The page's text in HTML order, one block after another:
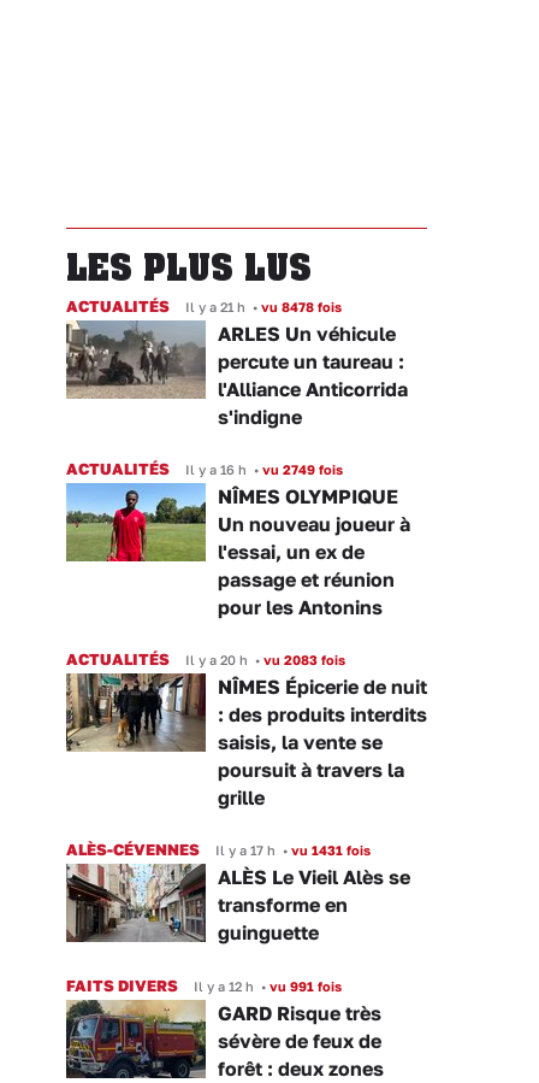
LES PLUS LUS
ACTUALITÉS Il y a 21 h • vu 8478 fois
ARLES Un véhicule
percute un taureau :
l'Alliance Anticorrida
s'indigne
ACTUALITÉS Il y a 16 h • vu 2749 fois
NÎMES OLYMPIQUE
Un nouveau joueur à
l'essai, un ex de
passage et réunion
pour les Antonins
ACTUALITÉS Il y a 20 h • vu 2083 fois
NÎMES Épicerie de nuit
: des produits interdits
saisis, la vente se
poursuit à travers la
grille
ALÈS-CÉVENNES Il y a 17 h • vu 1431 fois
ALÈS Le Vieil Alès se
transforme en
guinguette
FAITS DIVERS Il y a 12 h • vu 991 fois
GARD Risque très
sévère de feux de
forêt : deux zones